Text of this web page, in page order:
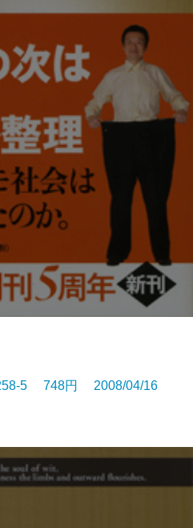
5 748円 2008/04/16